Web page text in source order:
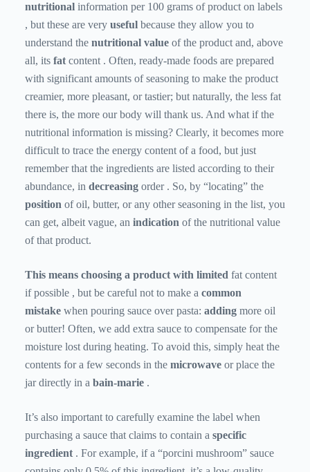
nutritional information per 100 grams of product on labels
, but these are very useful because they allow you to
understand the nutritional value of the product and, above
all, its fat content . Often, ready-made foods are prepared
with significant amounts of seasoning to make the product
creamier, more pleasant, or tastier; but naturally, the less fat
there is, the more our body will thank us. And what if the
nutritional information is missing? Clearly, it becomes more
difficult to trace the energy content of a food, but just
remember that the ingredients are listed according to their
abundance, in decreasing order . So, by “locating” the
position of oil, butter, or any other seasoning in the list, you
can get, albeit vague, an indication of the nutritional value
of that product.
This means choosing a product with limited fat content
if possible , but be careful not to make a common
mistake when pouring sauce over pasta: adding more oil
or butter! Often, we add extra sauce to compensate for the
moisture lost during heating. To avoid this, simply heat the
contents for a few seconds in the microwave or place the
jar directly in a bain-marie .
It’s also important to carefully examine the label when
purchasing a sauce that claims to contain a specific
ingredient . For example, if a “porcini mushroom” sauce